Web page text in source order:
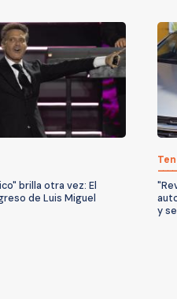
brilla otra vez: El
de Luis Miguel
y